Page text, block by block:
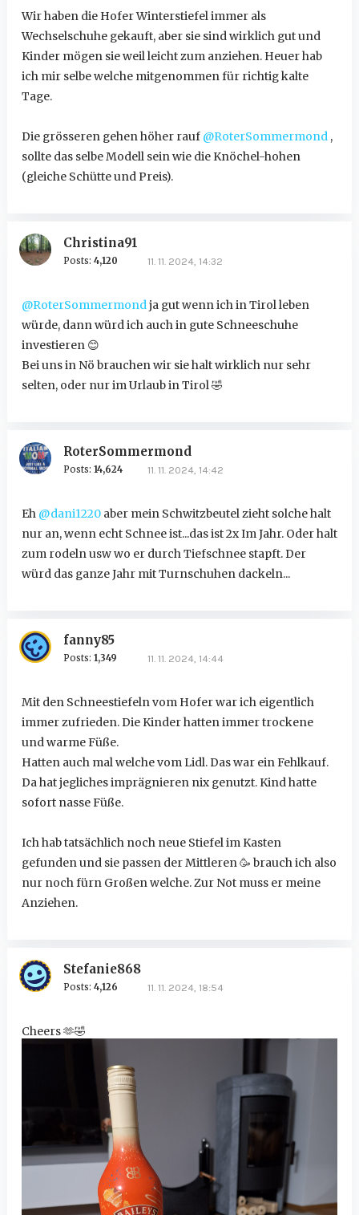
Wir haben die Hofer Winterstiefel immer als
Wechselschuhe gekauft, aber sie sind wirklich gut und
Kinder mögen sie weil leicht zum anziehen. Heuer hab
ich mir selbe welche mitgenommen für richtig kalte
Tage.
Die grösseren gehen höher rauf @RoterSommermond,
sollte das selbe Modell sein wie die Knöchel-hohen
(gleiche Schütte und Preis).
Christina91
Posts: 4,120 11. 11. 2024, 14:32
@RoterSommermondja gut wenn ich in Tirol leben
würde, dann würd ich auch in gute Schneeschuhe
investieren 😊
Bei uns in Nö brauchen wir sie halt wirklich nur sehr
selten, oder nur im Urlaub in Tirol🤣
RoterSommermond
Posts: 14,624 11. 11. 2024, 14:42
Eh @dani1220aber mein Schwitzbeutel zieht solche halt
nur an, wenn echt Schnee ist...das ist 2x Im Jahr. Oder halt
zum rodeln usw wo er durch Tiefschnee stapft. Der
würd das ganze Jahr mit Turnschuhen dackeln...
fanny85
Posts: 1,349 11. 11. 2024, 14:44
Mit den Schneestiefeln vom Hofer war ich eigentlich
immer zufrieden. Die Kinder hatten immer trockene
und warme Füße.
Hatten auch mal welche vom Lidl. Das war ein Fehlkauf.
Da hat jegliches imprägnieren nix genutzt. Kind hatte
sofort nasse Füße.
Ich hab tatsächlich noch neue Stiefel im Kasten
gefunden und sie passen der Mittleren 🥳 brauch ich also
nur noch fürn Großen welche. Zur Not muss er meine
Anziehen.
Stefanie868
Posts: 4,126 11. 11. 2024, 18:54
Cheers 🫶🤣